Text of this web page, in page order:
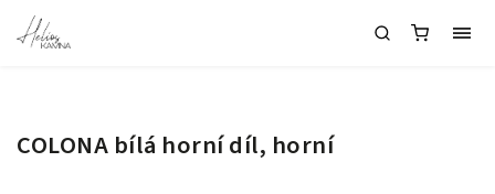
COLONA bílá horní díl, horní